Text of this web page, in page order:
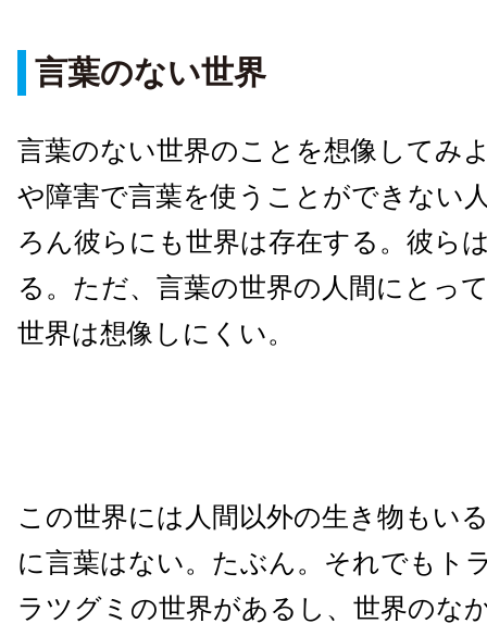
言葉のない世界
言葉のない世界のことを想像してみ
や障害で言葉を使うことができない
ろん彼らにも世界は存在する。彼ら
る。ただ、言葉の世界の人間にとっ
世界は想像しにくい。
この世界には人間以外の生き物もい
に言葉はない。たぶん。それでもト
ラツグミの世界があるし、世界のな